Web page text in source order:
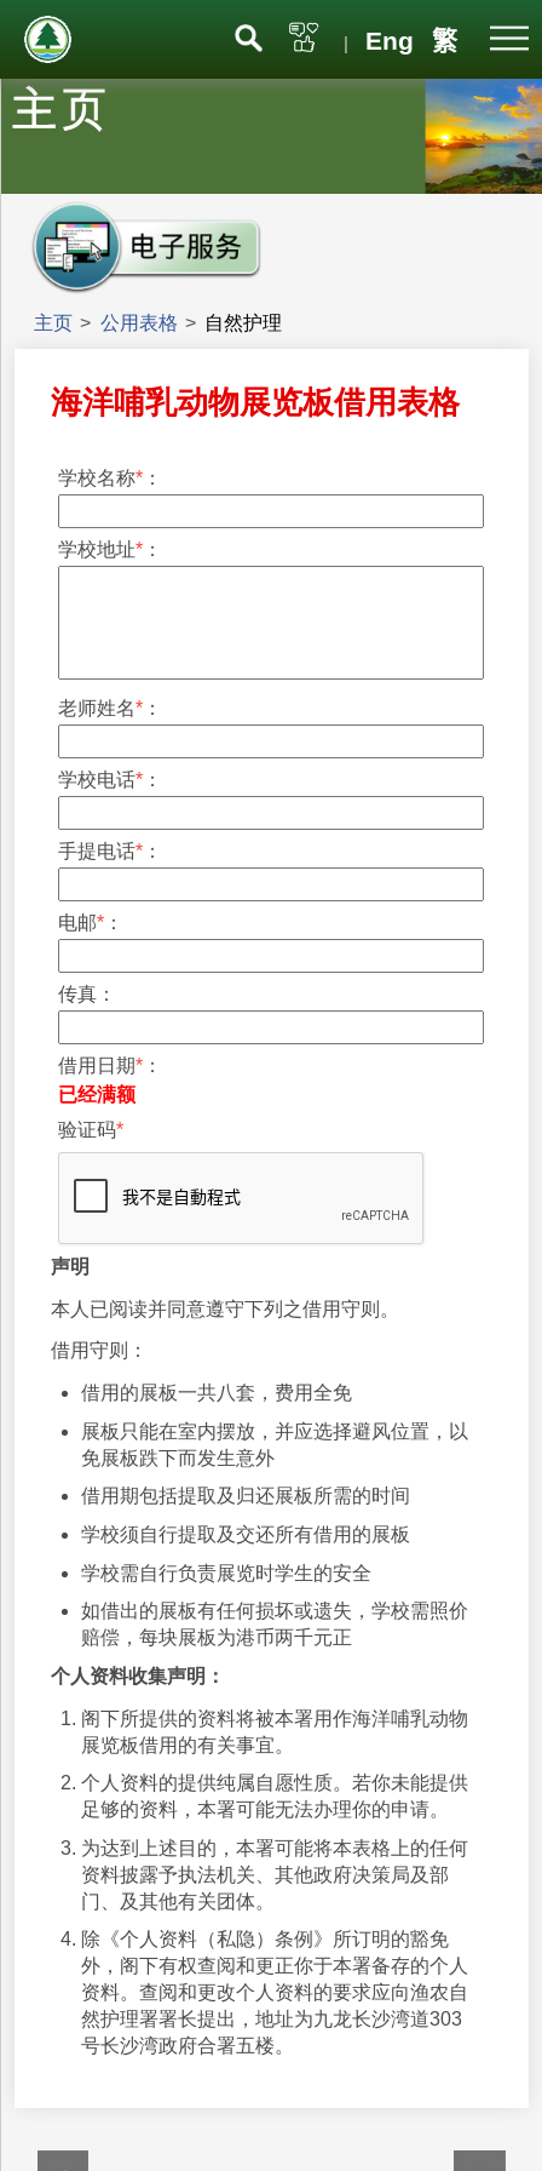
| Eng 繁
主页 > 公用表格 > 自然护理
海洋哺乳动物展览板借用表格
学校名称* ：
学校地址* ：
老师姓名* ：
学校电话* ：
手提电话* ：
电邮* ：
传真：
借用日期* ：
已经满额
验证码*
声明
本人已阅读并同意遵守下列之借用守则。
借用守则：
借用的展板一共八套，费用全免
展板只能在室内摆放，并应选择避风位置，以
免展板跌下而发生意外
借用期包括提取及归还展板所需的时间
学校须自行提取及交还所有借用的展板
学校需自行负责展览时学生的安全
如借出的展板有任何损坏或遗失，学校需照价
赔偿，每块展板为港币两千元正
个人资料收集声明：
阁下所提供的资料将被本署用作海洋哺乳动物
展览板借用的有关事宜。
个人资料的提供纯属自愿性质。若你未能提供
足够的资料，本署可能无法办理你的申请。
为达到上述目的，本署可能将本表格上的任何
资料披露予执法机关、其他政府决策局及部
门、及其他有关团体。
除《个人资料（私隐）条例》所订明的豁免
外，阁下有权查阅和更正你于本署备存的个人
资料。查阅和更改个人资料的要求应向渔农自
然护理署署长提出，地址为九龙长沙湾道303
号长沙湾政府合署五楼。